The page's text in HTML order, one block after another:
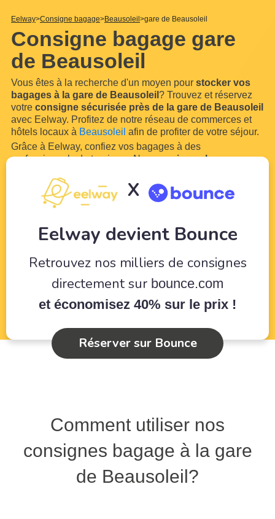
Eelway Consigne bagage Beausoleil gare de Beausoleil
Consigne bagage gare
de Beausoleil
Vous êtes à la recherche d'un moyen pour stocker vos
bagages à la gare de Beausoleil ? Trouvez et réservez
votre consigne sécurisée près de la gare de Beausoleil
avec Eelway. Profitez de notre réseau de commerces et
hôtels locaux à Beausoleil afin de profiter de votre séjour.
Grâce à Eelway, confiez vos bagages à des
professionnels du tourisme. Nosconsignes bagage
permettront d'entreposer vos bagages et vos sacs en toute
simplicité grâce à...Lire plusX
Eelway devient Bounce
Retrouvez nos milliers de consignes
directement sur bounce.com
et économisez 40% sur le prix !
Réserver sur Bounce
Comment utiliser nos
consignes bagage à la gare
de Beausoleil?